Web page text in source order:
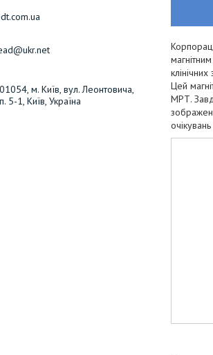
м. Київ, вул. Леонтовича,
5-1, Київ, Україна
Цей
МРТ.